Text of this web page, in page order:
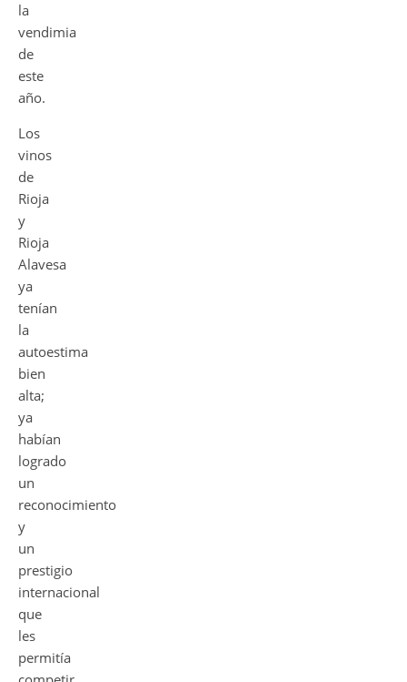
la
vendimia
de
este
año.
Los
vinos
de
Rioja
y
Rioja
Alavesa
ya
tenían
la
autoestima
bien
alta;
ya
habían
logrado
un
reconocimiento
y
un
prestigio
internacional
que
les
permitía